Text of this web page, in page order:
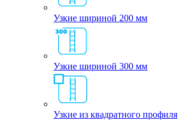
Узкие шириной 200 мм
Узкие шириной 300 мм
Узкие из квадратного профиля